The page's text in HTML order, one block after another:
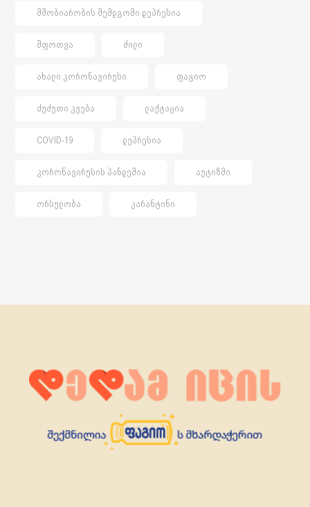
ᲛᲨᲝᲑᲘᲐᲠᲝᲑᲘᲡ ᲨᲔᲛᲓᲒᲝᲛᲘ ᲓᲔᲞᲠᲔᲡᲘᲐ
ᲨᲤᲝᲗᲕᲐ ᲫᲘᲚᲘ
ᲐᲮᲐᲚᲘ ᲙᲝᲠᲝᲜᲐᲕᲘᲠᲣᲡᲘ ᲤᲐᲒᲘᲝ
ᲫᲣᲫᲣᲗᲘ ᲙᲕᲔᲑᲐ ᲚᲐᲥᲢᲐᲪᲘᲐ
COVID-19 ᲓᲔᲞᲠᲔᲡᲘᲐ
ᲙᲝᲠᲝᲜᲐᲕᲘᲠᲣᲡᲘᲡ ᲞᲐᲜᲓᲔᲛᲘᲐ ᲐᲣᲢᲘᲖᲛᲘ
ᲝᲠᲡᲣᲚᲝᲑᲐ ᲙᲐᲠᲐᲜᲢᲘᲜᲘ